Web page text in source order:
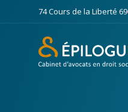
74 Cours de la Liberté